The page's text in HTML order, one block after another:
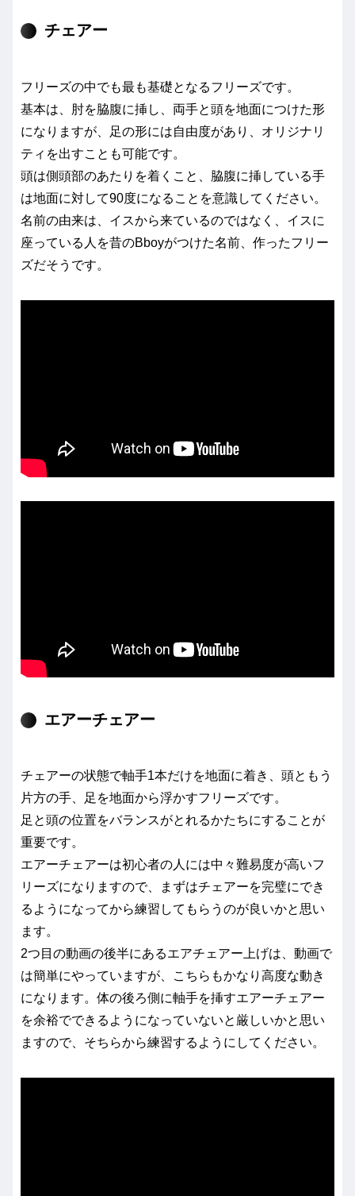
チェアー
フリーズの中でも最も基礎となるフリーズです。
基本は、肘を脇腹に挿し、両手と頭を地面につけた形
になりますが、足の形には自由度があり、オリジナリ
ティを出すことも可能です。
頭は側頭部のあたりを着くこと、脇腹に挿している手
は地面に対して90度になることを意識してください。
名前の由来は、イスから来ているのではなく、イスに
座っている人を昔のBboyがつけた名前、作ったフリー
ズだそうです。
エアーチェアー
チェアーの状態で軸手1本だけを地面に着き、頭ともう
片方の手、足を地面から浮かすフリーズです。
足と頭の位置をバランスがとれるかたちにすることが
重要です。
エアーチェアーは初心者の人には中々難易度が高いフ
リーズになりますので、まずはチェアーを完璧にでき
るようになってから練習してもらうのが良いかと思い
ます。
2つ目の動画の後半にあるエアチェアー上げは、動画で
は簡単にやっていますが、こちらもかなり高度な動き
になります。体の後ろ側に軸手を挿すエアーチェアー
を余裕でできるようになっていないと厳しいかと思い
ますので、そちらから練習するようにしてください。